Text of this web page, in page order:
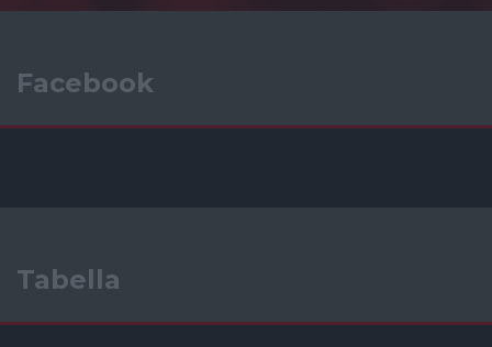
Facebook
Tabella